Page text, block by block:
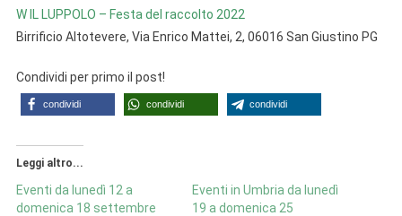
W IL LUPPOLO – Festa del raccolto 2022
Birrificio Altotevere, Via Enrico Mattei, 2, 06016 San Giustino PG
Condividi per primo il post!
condividi condividi condividi
Leggi altro...
Eventi da lunedì 12 a
domenica 18 settembre
Eventi in Umbria da lunedì
19 a domenica 25